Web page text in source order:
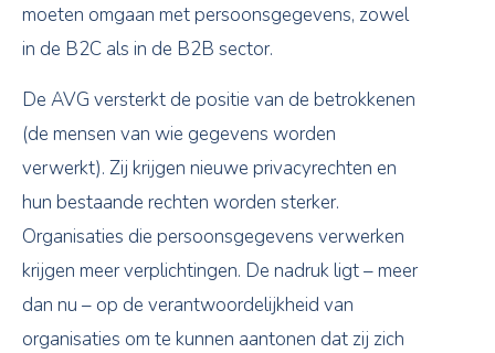
moeten omgaan met persoonsgegevens, zowel
in de B2C als in de B2B sector.
De AVG versterkt de positie van de betrokkenen
(de mensen van wie gegevens worden
verwerkt). Zij krijgen nieuwe privacyrechten en
hun bestaande rechten worden sterker.
Organisaties die persoonsgegevens verwerken
krijgen meer verplichtingen. De nadruk ligt – meer
dan nu – op de verantwoordelijkheid van
organisaties om te kunnen aantonen dat zij zich